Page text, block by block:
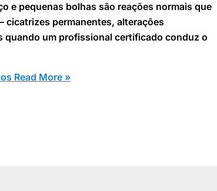
e pequenas bolhas são reações normais que
cicatrizes permanentes, alterações
um profissional certificado conduz o
Read More »